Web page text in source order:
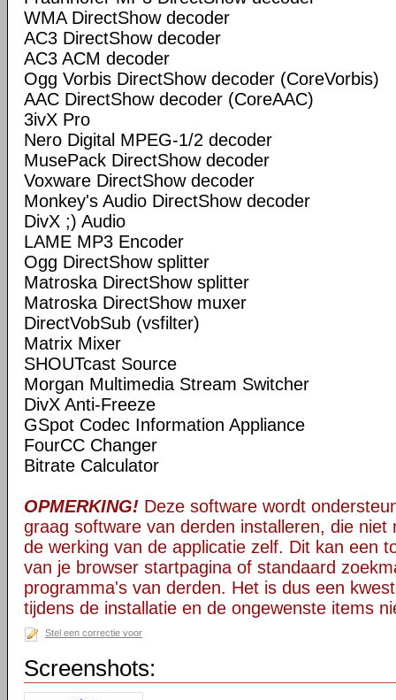
WMA DirectShow decoder
AC3 DirectShow decoder
AC3 ACM decoder
Ogg Vorbis DirectShow decoder (CoreVorbis)
AAC DirectShow decoder (CoreAAC)
3ivX Pro
Nero Digital MPEG-1/2 decoder
MusePack DirectShow decoder
Voxware DirectShow decoder
Monkey's Audio DirectShow decoder
DivX ;) Audio
LAME MP3 Encoder
Ogg DirectShow splitter
Matroska DirectShow splitter
Matroska DirectShow muxer
DirectVobSub (vsfilter)
Matrix Mixer
SHOUTcast Source
Morgan Multimedia Stream Switcher
DivX Anti-Freeze
GSpot Codec Information Appliance
FourCC Changer
Bitrate Calculator
OPMERKING! Deze software wordt
graag software van derden installeren, die niet
de werking van de applicatie zelf. Dit kan een
van je browser startpagina of standaard
programma's van derden. Het is dus een
tijdens de installatie en de ongewenste items
Stel een correctie voor
Screenshots: